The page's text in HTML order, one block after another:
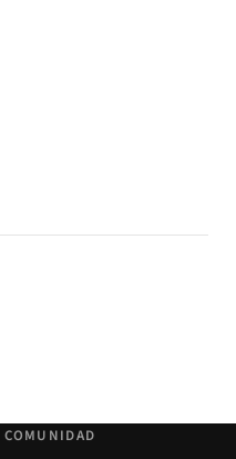
COMUNIDAD